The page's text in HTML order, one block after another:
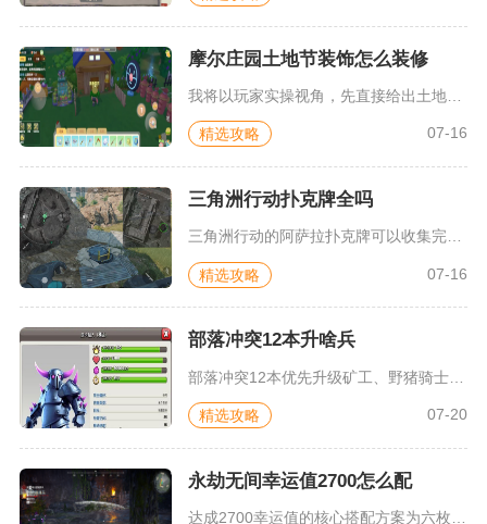
摩尔庄园土地节装饰怎么装修
我将以玩家实操视角，先直接给出土地节装饰装修核心方案，再分段...
精选攻略 07-16
三角洲行动扑克牌全吗
三角洲行动的阿萨拉扑克牌可以收集完整，整套藏品包含五十四张花...
精选攻略 07-16
部落冲突12本升啥兵
部落冲突12本优先升级矿工、野猪骑士、雷电飞龙、气球兵、英雄...
精选攻略 07-20
永劫无间幸运值2700怎么配